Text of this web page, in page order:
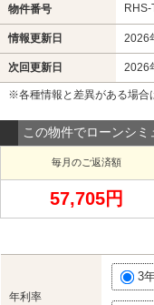
物件番号 RHS-
情報更新日 2026
次回更新日 2026
※各種情報と差異がある場合
この物件でローンシミ
毎月のご返済額
57,705円
年利率
3